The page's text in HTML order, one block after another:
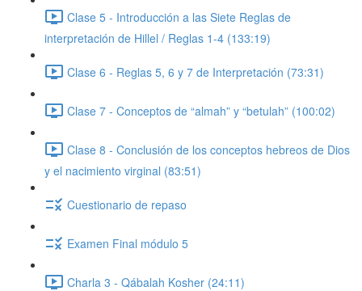
Clase 5 - Introducción a las Siete Reglas de
interpretación de Hillel / Reglas 1-4 (133:19)
Clase 6 - Reglas 5, 6 y 7 de Interpretación (73:31)
Clase 7 - Conceptos de “almah” y “betulah” (100:02)
Clase 8 - Conclusión de los conceptos hebreos de Dios
y el nacimiento virginal (83:51)
Cuestionario de repaso
Examen Final módulo 5
Charla 3 - Qábalah Kosher (24:11)